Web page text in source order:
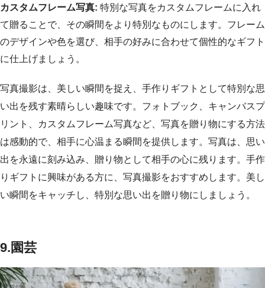
カスタムフレーム写真: 特別な写真をカスタムフレームに入れ
て贈ることで、その瞬間をより特別なものにします。フレーム
のデザインや色を選び、相手の好みに合わせて個性的なギフト
に仕上げましょう。
写真撮影は、美しい瞬間を捉え、手作りギフトとして特別な思
い出を残す素晴らしい趣味です。フォトブック、キャンバスプ
リント、カスタムフレーム写真など、写真を贈り物にする方法
は感動的で、相手に心温まる瞬間を提供します。写真は、思い
出を永遠に刻み込み、贈り物として相手の心に残ります。手作
りギフトに興味がある方に、写真撮影をおすすめします。美し
い瞬間をキャッチし、特別な思い出を贈り物にしましょう。
9.園芸